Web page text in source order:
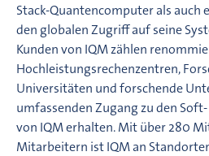
Stack-Quantencomputer als auch
den globalen Zugriff auf seine
Kunden von IQM zählen
Hochleistungsrechenzentren,
Universitäten und forschende
umfassenden Zugang zu den
von IQM erhalten. Mit über 280
Mitarbeitern ist IQM an